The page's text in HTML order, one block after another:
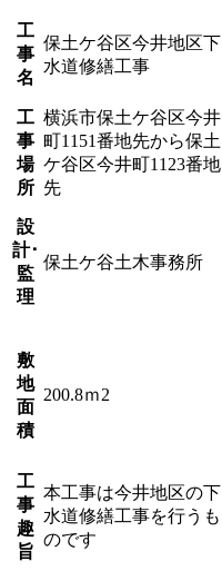
工
事
名
保土ケ谷区今井地区下
水道修繕工事
工
事
場
所
横浜市保土ケ谷区今井
町1151番地先から保土
ケ谷区今井町1123番地
先
設
計･
監
理
保土ケ谷土木事務所
敷
地
面
積
200.8ｍ2
工
事
趣
旨
本工事は今井地区の下
水道修繕工事を行うも
のです